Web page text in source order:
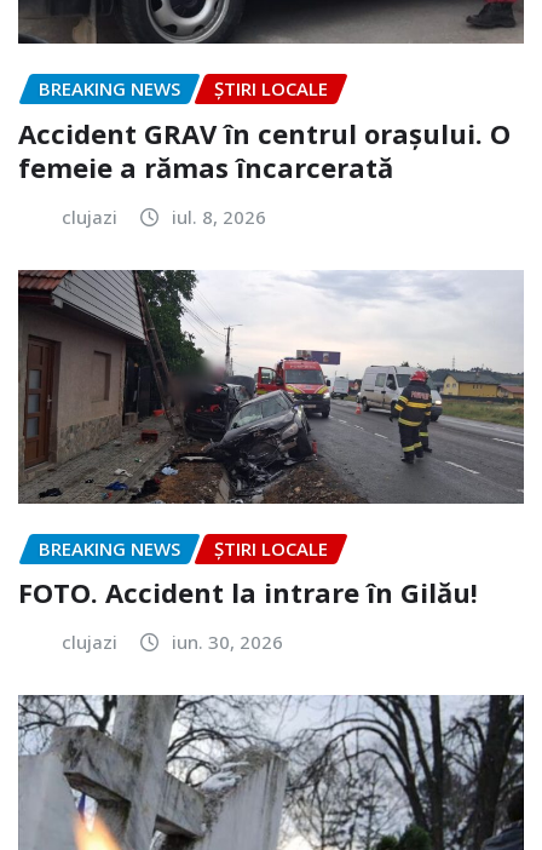
BREAKING NEWS ȘTIRI LOCALE
Accident GRAV în centrul orașului. O
femeie a rămas încarcerată
clujazi iul. 8, 2026
BREAKING NEWS ȘTIRI LOCALE
FOTO. Accident la intrare în Gilău!
clujazi iun. 30, 2026